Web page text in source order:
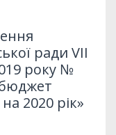
ради VІІ
року №
бюджет
2020 рік»